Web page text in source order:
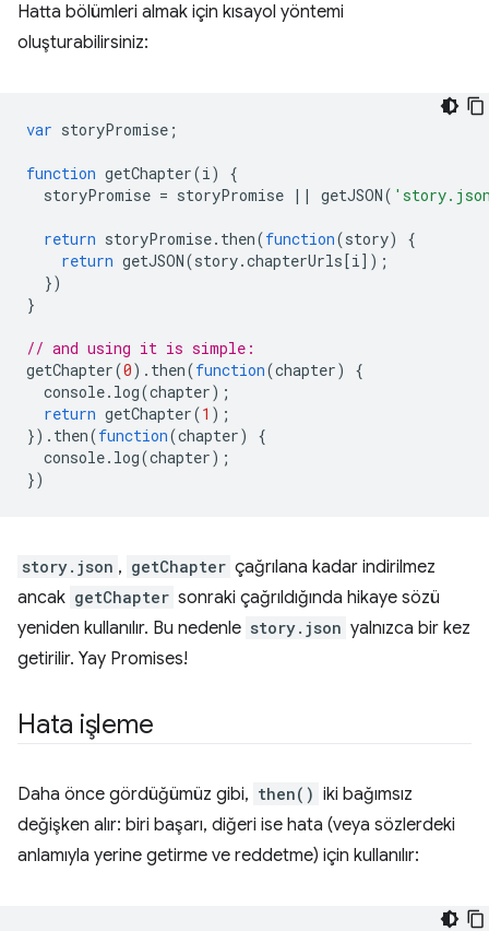
Hatta bölümleri almak için kısayol yöntemi
oluşturabilirsiniz:
var storyPromise ;
function getChapter(i)
{
storyPromise = storyPromise || getJSON(
return storyPromise. then(function(story)
{
return getJSON(story.chapterUrls[i]);
})
}
// and using it is simple:
getChapter(0). then(function(chapter)
{
console. log(chapter);
return getChapter(1 );
}). then(function(chapter)
{
console. log(chapter);
})
story.json , getChapter çağrılana kadar indirilmez
ancak getChapter sonraki çağrıldığında hikaye sözü
yeniden kullanılır. Bu nedenle story.json yalnızca bir kez
getirilir. Yay Promises!
Hata işleme
Daha önce gördüğümüz gibi, then() iki bağımsız
değişken alır: biri başarı, diğeri ise hata (veya sözlerdeki
anlamıyla yerine getirme ve reddetme) için kullanılır: